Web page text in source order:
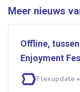
Meer nieuws
Offline,
Enjoyment
Flexupdate